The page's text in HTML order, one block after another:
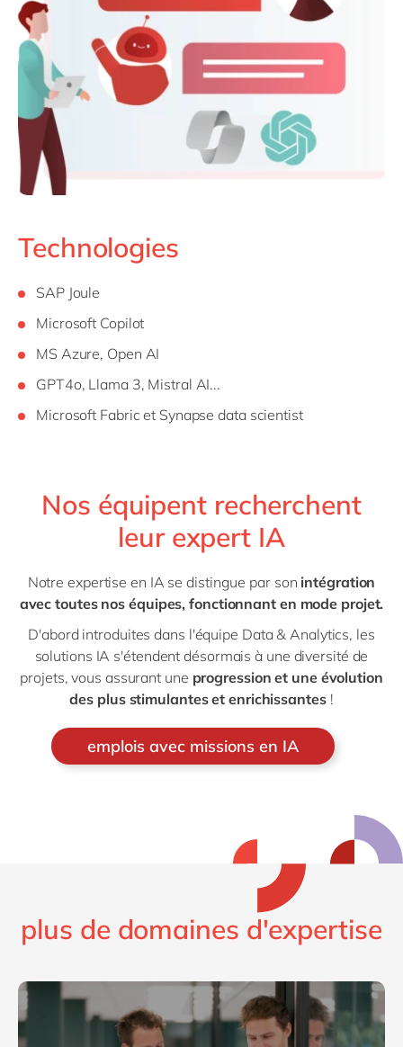
Technologies
SAP Joule
Microsoft Copilot
MS Azure, Open AI
GPT4o, Llama 3, Mistral AI...
Microsoft Fabric et Synapse data scientist
Nos équipent recherchent
leur expert IA
Notre expertise en IA se distingue par son intégration
avec toutes nos équipes, fonctionnant en mode projet.
D'abord introduites dans l'équipe Data & Analytics, les
solutions IA s'étendent désormais à une diversité de
projets, vous assurant une progression et une évolution
des plus stimulantes et enrichissantes!
emplois avec missions en IA
plus de domaines d'expertise